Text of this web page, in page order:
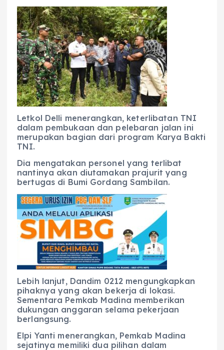
Letkol Delli menerangkan, keterlibatan TNI
dalam pembukaan dan pelebaran jalan ini
merupakan bagian dari program Karya Bakti
TNI.
Dia mengatakan personel yang terlibat
nantinya akan diutamakan prajurit yang
bertugas di Bumi Gordang Sambilan.
Lebih lanjut, Dandim 0212 mengungkapkan
pihaknya yang akan bekerja di lokasi.
Sementara Pemkab Madina memberikan
dukungan anggaran selama pekerjaan
berlangsung.
Elpi Yanti menerangkan, Pemkab Madina
sejatinya memiliki dua pilihan dalam